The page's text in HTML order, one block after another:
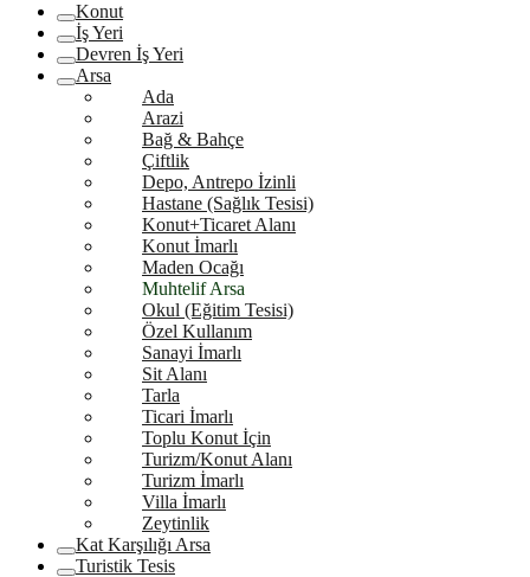
Konut
İş Yeri
Devren İş Yeri
Arsa
Ada
Arazi
Bağ & Bahçe
Çiftlik
Depo, Antrepo İzinli
Hastane (Sağlık Tesisi)
Konut+Ticaret Alanı
Konut İmarlı
Maden Ocağı
Muhtelif Arsa
Okul (Eğitim Tesisi)
Özel Kullanım
Sanayi İmarlı
Sit Alanı
Tarla
Ticari İmarlı
Toplu Konut İçin
Turizm/Konut Alanı
Turizm İmarlı
Villa İmarlı
Zeytinlik
Kat Karşılığı Arsa
Turistik Tesis